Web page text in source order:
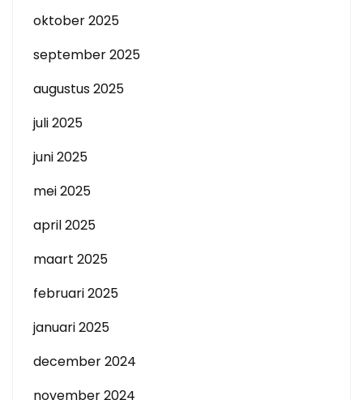
oktober 2025
september 2025
augustus 2025
juli 2025
juni 2025
mei 2025
april 2025
maart 2025
februari 2025
januari 2025
december 2024
november 2024